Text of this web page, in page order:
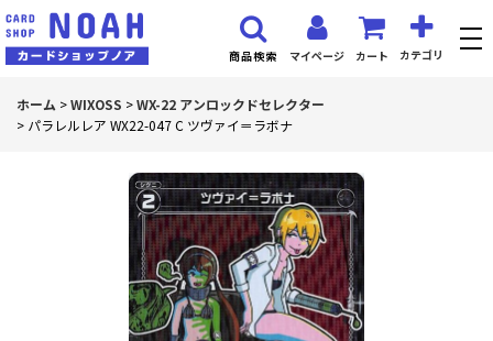
マイページ カート カテゴリ
商品検索
ホーム >WIXOSS >WX-22 アンロックドセレクター
> パラレルレア WX22-047 C ツヴァイ＝ラボナ